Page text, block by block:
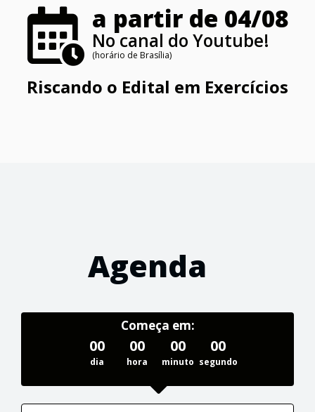
a partir de 04/08
No canal do Youtube!
(horário de Brasília)
Riscando o Edital em Exercícios
Agenda
Começa em:
00
dia
00
hora
00
minuto
00
segundo